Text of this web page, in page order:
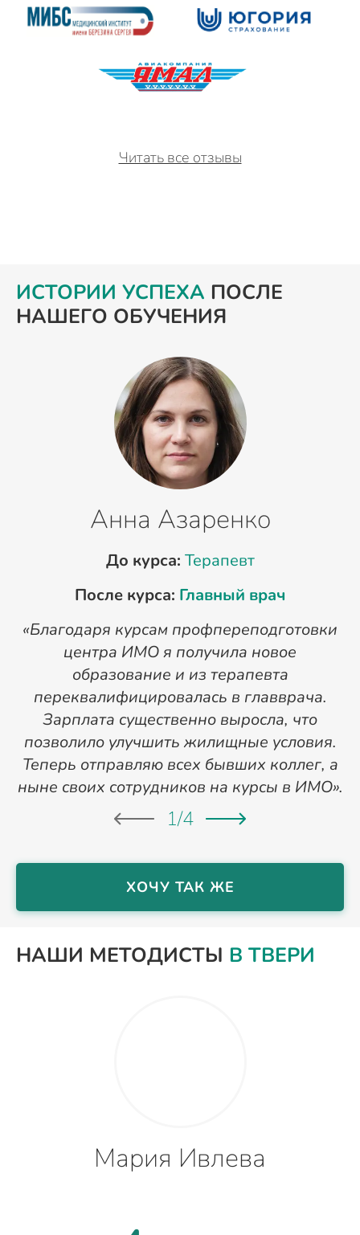
Читать все отзывы
ИСТОРИИ УСПЕХА ПОСЛЕ
НАШЕГО ОБУЧЕНИЯ
Анна Азаренко
До курса: Терапевт
После курса: Главный врач
«Благодаря курсам профпереподготовки
центра ИМО я получила новое
образование и из терапевта
переквалифицировалась в главврача.
Зарплата существенно выросла, что
позволило улучшить жилищные условия.
Теперь отправляю всех бывших коллег, а
ныне своих сотрудников на курсы в ИМО».
1/4
ХОЧУ ТАК ЖЕ
НАШИ МЕТОДИСТЫ В ТВЕРИ
Мария Ивлева